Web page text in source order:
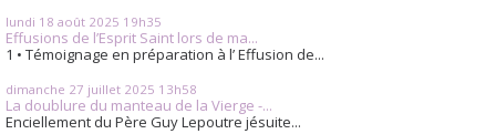
lundi 18 août 2025 19h35
Effusions de l’Esprit Saint lors de ma...
1 • Témoignage en préparation à l’ Effusion de...
dimanche 27 juillet 2025 13h58
La doublure du manteau de la Vierge -...
Enciellement du Père Guy Lepoutre jésuite...